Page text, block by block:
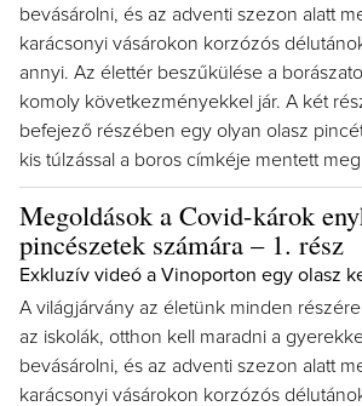
bevásárolni, és az adventi szezon alatt
karácsonyi vásárokon korzózós
annyi. Az élettér beszűkülése a
komoly következményekkel jár. A két
befejező részében egy olyan olasz
kis túlzással a boros címkéje mentett meg.
Megoldások a Covid-károk
pincészetek számára – 1. rész
Exkluzív videó a Vinoporton egy olasz
A világjárvány az életünk minden
az iskolák, otthon kell maradni a
bevásárolni, és az adventi szezon alatt
karácsonyi vásárokon korzózós